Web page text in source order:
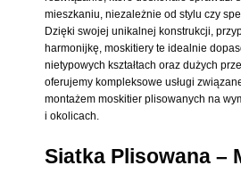
mieszkaniu, niezależnie od stylu czy
Dzięki swojej unikalnej konstrukcji,
harmonijkę, moskitiery te idealnie
nietypowych kształtach oraz dużych
oferujemy kompleksowe usługi
montażem moskitier plisowanych na
i okolicach.
Siatka Plisowana –